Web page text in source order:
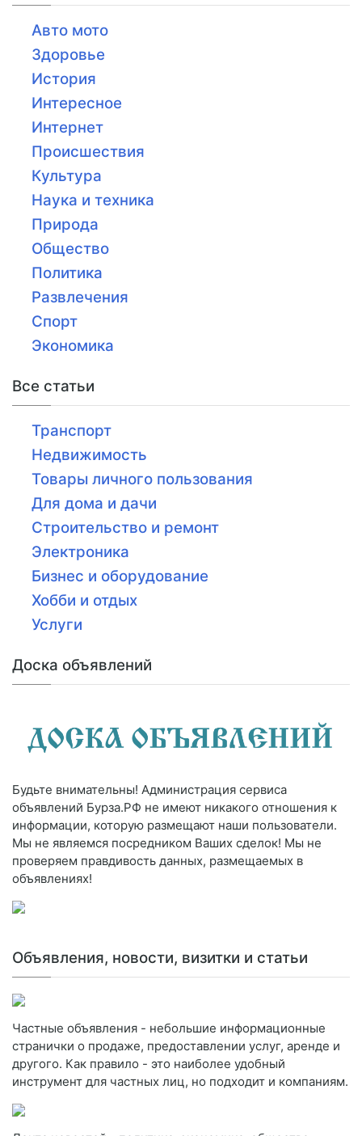
Авто мото
Здоровье
История
Интересное
Интернет
Происшествия
Культура
Наука и техника
Природа
Общество
Политика
Развлечения
Спорт
Экономика
Все статьи
Транспорт
Недвижимость
Товары личного пользования
Для дома и дачи
Строительство и ремонт
Электроника
Бизнес и оборудование
Хобби и отдых
Услуги
Доска объявлений
Будьте внимательны! Администрация сервиса
объявлений Бурза.РФ не имеют никакого отношения к
информации, которую размещают наши пользователи.
Мы не являемся посредником Ваших сделок! Мы не
проверяем правдивость данных, размещаемых в
объявлениях!
Объявления, новости, визитки и статьи
Частные объявления - небольшие информационные
странички о продаже, предоставлении услуг, аренде и
другого. Как правило - это наиболее удобный
инструмент для частных лиц, но подходит и компаниям.